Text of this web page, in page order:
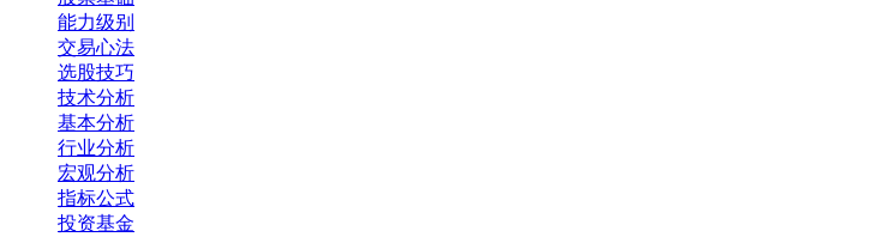
能力级别
交易心法
选股技巧
技术分析
基本分析
行业分析
宏观分析
指标公式
投资基金